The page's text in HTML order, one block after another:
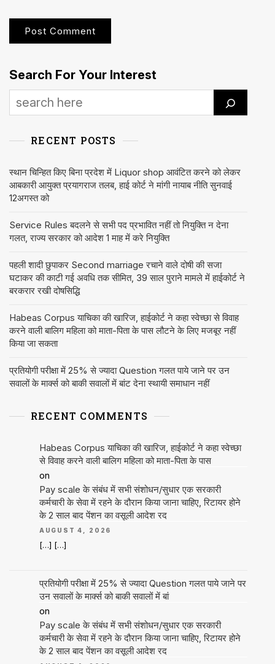
Search For Your Interest
RECENT POSTS
स्थान चिन्हित किए बिना प्रदेश में Liquor shop आवंटित करने को लेकर
आबकारी आयुक्त प्रयागराज तलब, हाई कोर्ट ने मांगी नायाब नीति सुनवाई
12अगस्त को
Service Rules बदलने से सभी पद प्रभावित नहीं तो नियुक्ति न देना
गलत, राज्य सरकार को आदेश 1 माह में करे नियुक्ति
पहली शादी छुपाकर Second marriage रचाने वाले दोषी की सजा
घटाकर की काटी गई अवधि तक सीमित, 39 साल पुराने मामले में हाईकोर्ट ने
बरकरार रखी दोषसिद्धि
Habeas Corpus याचिका की खारिज, हाईकोर्ट ने कहा स्वेच्छा से विवाह
करने वाली बालिग महिला को माता-पिता के पास लौटने के लिए मजबूर नहीं
किया जा सकता
प्रतियोगी परीक्षा में 25% से ज्यादा Question गलत पाये जाने पर उन
सवालों के मार्क्स को बाकी सवालों में बांट देना स्थायी समाधान नहीं
RECENT COMMENTS
Habeas Corpus याचिका की खारिज, हाईकोर्ट ने कहा स्वेच्छा
से विवाह करने वाली बालिग महिला को माता-पिता के पास
on
Pay scale के संबंध में सभी संशोधन/सुधार एक सरकारी
कर्मचारी के सेवा में रहने के दौरान किया जाना चाहिए, रिटायर होने
के 2 साल बाद पेंशन का वसूली आदेश रद
AUGUST 4, 2026
[…] […]
प्रतियोगी परीक्षा में 25% से ज्यादा Question गलत पाये जाने पर
उन सवालों के मार्क्स को बाकी सवालों में बां
on
Pay scale के संबंध में सभी संशोधन/सुधार एक सरकारी
कर्मचारी के सेवा में रहने के दौरान किया जाना चाहिए, रिटायर होने
के 2 साल बाद पेंशन का वसूली आदेश रद